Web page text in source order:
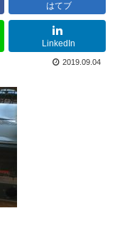
はてブ
LinkedIn
2019.09.04